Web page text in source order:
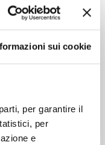
sui cookie
per garantire il
per
e